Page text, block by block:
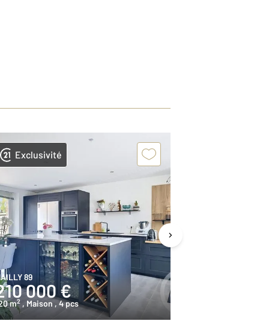
Exclusivité
89
000 €
m2 , Maison , 4 pcs